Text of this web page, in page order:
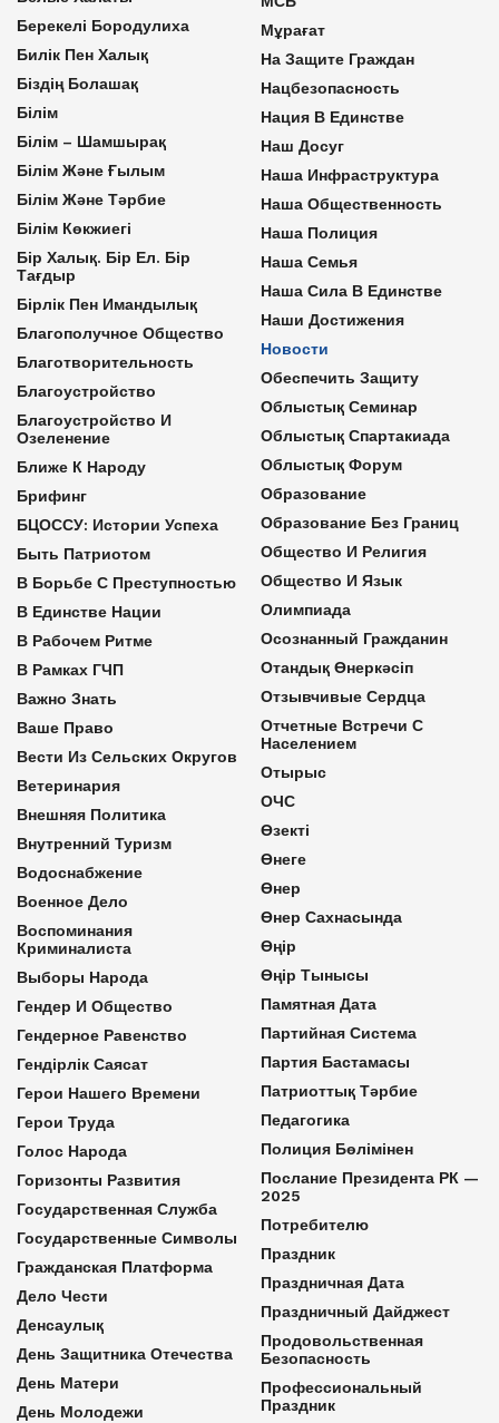
Берекелі Бородулиха
Билік Пен Халық
Біздің Болашақ
Білім
Білім – Шамшырақ
Білім Және Ғылым
Білім Және Тәрбие
Білім Көкжиегі
Бір Халық. Бір Ел. Бір
Тағдыр
Бірлік Пен Имандылық
Благополучное Общество
Благотворительность
Благоустройство
Благоустройство И
Озеленение
Ближе К Народу
Брифинг
БЦОССУ: Истории Успеха
Быть Патриотом
В Борьбе С Преступностью
В Единстве Нации
В Рабочем Ритме
В Рамках ГЧП
Важно Знать
Ваше Право
Вести Из Сельских Округов
Ветеринария
Внешняя Политика
Внутренний Туризм
Водоснабжение
Военное Дело
Воспоминания
Криминалиста
Выборы Народа
Гендер И Общество
Гендерное Равенство
Гендірлік Саясат
Герои Нашего Времени
Герои Труда
Голос Народа
Горизонты Развития
Государственная Служба
Государственные Символы
Гражданская Платформа
Дело Чести
Денсаулық
День Защитника Отечества
День Матери
День Молодежи
Мұрағат
На Защите Граждан
Нацбезопасность
Нация В Единстве
Наш Досуг
Наша Инфраструктура
Наша Общественность
Наша Полиция
Наша Семья
Наша Сила В Единстве
Наши Достижения
Новости
Обеспечить Защиту
Облыстық Семинар
Облыстық Спартакиада
Облыстық Форум
Образование
Образование Без Границ
Общество И Религия
Общество И Язык
Олимпиада
Осознанный Гражданин
Отандық Өнеркәсіп
Отзывчивые Сердца
Отчетные Встречи С
Населением
Отырыс
ОЧС
Өзекті
Өнеге
Өнер
Өнер Сахнасында
Өңір
Өңір Тынысы
Памятная Дата
Партийная Система
Партия Бастамасы
Патриоттық Тәрбие
Педагогика
Полиция Бөлімінен
Послание Президента РК —
2025
Потребителю
Праздник
Праздничная Дата
Праздничный Дайджест
Продовольственная
Безопасность
Профессиональный
Праздник